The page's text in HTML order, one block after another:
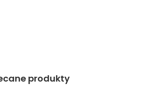
produkty